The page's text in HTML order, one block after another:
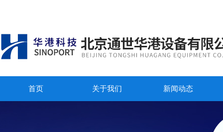
首页 关于我们 新闻动态